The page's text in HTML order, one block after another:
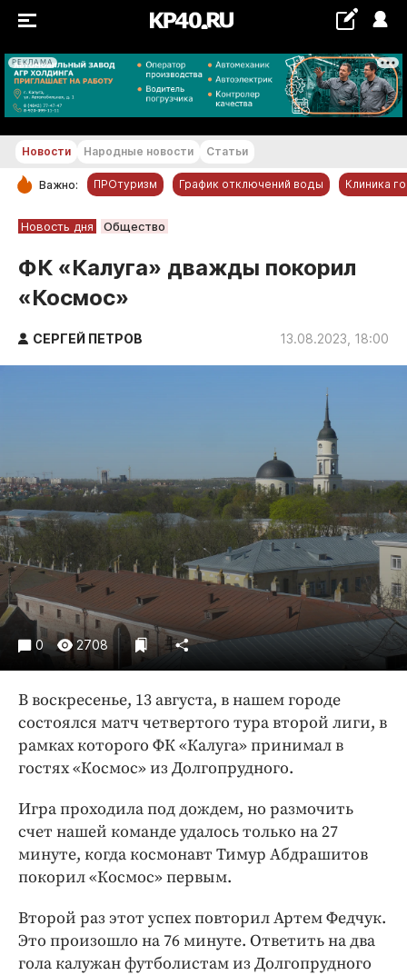
РЕКЛАМА
+19...+20 °С
РУБРИКИ
Обнинск
Новости компаний
Статьи
Народные новости
Авто и транспорт
Недвижимость и ЖКХ
Образование
Общество
Погода
Праздники
Происшествия
Спорт
Экономика и бизнес
ПРОЕКТЫ
Издания
Интересное чтиво
Бренд года
Новости Народные новости Статьи
Важно: ПРОтуризм График отключений воды Клиника
Новость дня Общество
ФК «Калуга» дважды покорил
«Космос»
СЕРГЕЙ ПЕТРОВ 13.08.2023, 18:00
0 2708
В воскресенье, 13 августа, в нашем городе
состоялся матч четвертого тура второй лиги, в
рамках которого ФК «Калуга» принимал в
гостях «Космос» из Долгопрудного.
Игра проходила под дождем, но размочить
счет нашей команде удалось только на 27
минуте, когда космонавт Тимур Абдрашитов
покорил «Космос» первым.
Второй раз этот успех повторил Артем Федчук.
Это произошло на 76 минуте. Ответить на два
гола калужан футболистам из Долгопрудного